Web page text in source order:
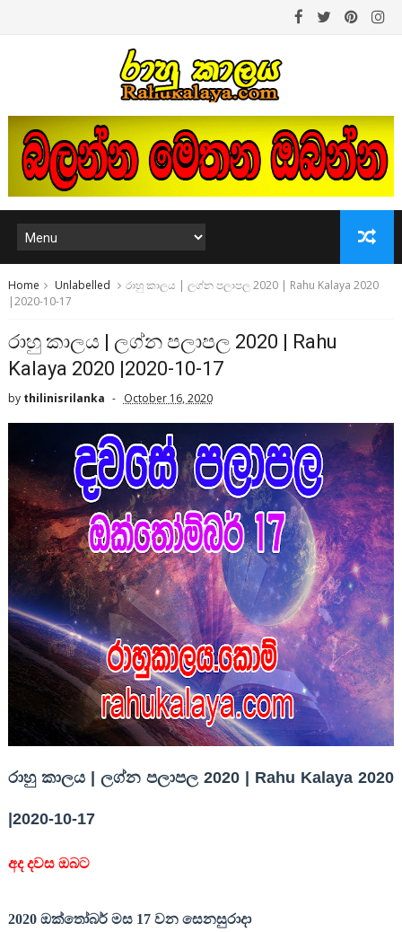
Home Unlabelled
රාහු කාලය | ලග්න පලාපල 2020 | Rahu Kalaya 2020
|2020-10-17
රාහු කාලය | ලග්න පලාපල 2020 | Rahu
Kalaya 2020 |2020-10-17
by thilinisrilanka October 16, 2020
රාහු කාලය | ලග්න පලාපල 2020 | Rahu Kalaya 2020
|2020-10-17
අද දවස ඔබට
2020ඔක්තෝබර් මස 17වන සෙනසුරාදා